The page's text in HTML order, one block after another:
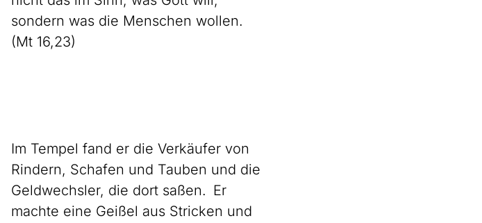
sondern was die Menschen wollen.
(Mt 16,23)
Im Tempel fand er die Verkäufer von
Rindern, Schafen und Tauben und die
Geldwechsler, die dort saßen. Er
machte eine Geißel aus Stricken und